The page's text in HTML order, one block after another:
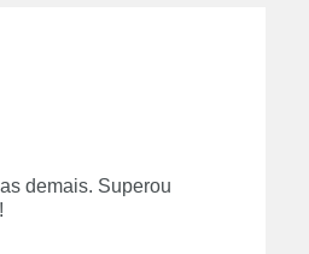
demais. Superou